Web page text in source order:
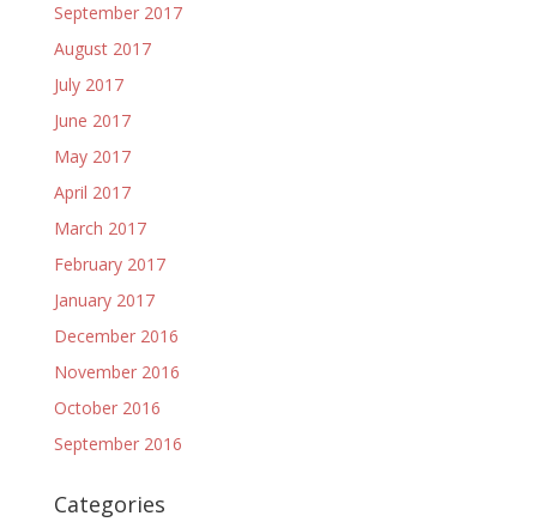
September 2017
August 2017
July 2017
June 2017
May 2017
April 2017
March 2017
February 2017
January 2017
December 2016
November 2016
October 2016
September 2016
Categories